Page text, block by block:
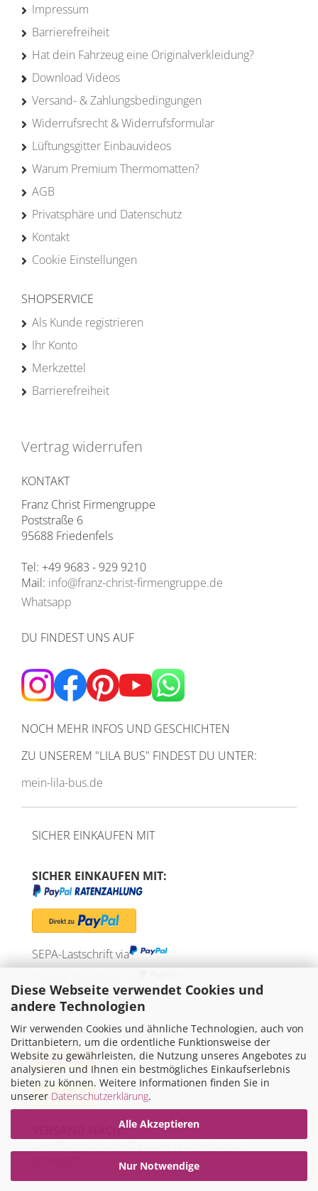
Diese Webseite verwendet Cookies und
andere Technologien
Wir verwenden Cookies und ähnliche Technologien, auch von
Drittanbietern, um die ordentliche Funktionsweise der
Website zu gewährleisten, die Nutzung unseres Angebotes zu
analysieren und Ihnen ein bestmögliches Einkaufserlebnis
bieten zu können. Weitere Informationen finden Sie in
unserer Datenschutzerklärung.
Alle Akzeptieren
Nur Notwendige
Impressum
Barrierefreiheit
Hat dein Fahrzeug eine Originalverkleidung?
Download Videos
Versand- & Zahlungsbedingungen
Widerrufsrecht & Widerrufsformular
Lüftungsgitter Einbauvideos
Warum Premium Thermomatten?
AGB
Privatsphäre und Datenschutz
Kontakt
Cookie Einstellungen
SHOPSERVICE
Als Kunde registrieren
Ihr Konto
Merkzettel
Barrierefreiheit
Vertrag widerrufen
KONTAKT
Franz Christ Firmengruppe
Poststraße 6
95688 Friedenfels
Tel: +49 9683 - 929 9210
Mail: info@franz-christ-firmengruppe.de
Whatsapp
DU FINDEST UNS AUF
NOCH MEHR INFOS UND GESCHICHTEN
ZU UNSEREM "LILA BUS" FINDEST DU UNTER:
mein-lila-bus.de
SICHER EINKAUFEN MIT
SICHER EINKAUFEN MIT:
SEPA-Lastschrift via
Kreditkarte via
WIR VERSENDEN MIT
VERSAND NACH: